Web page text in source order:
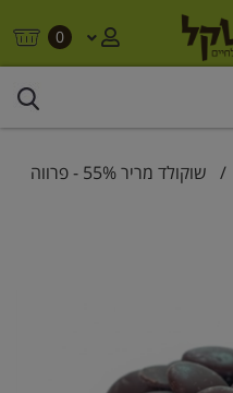
0
/ שוקולד מריר 55% - פרווה